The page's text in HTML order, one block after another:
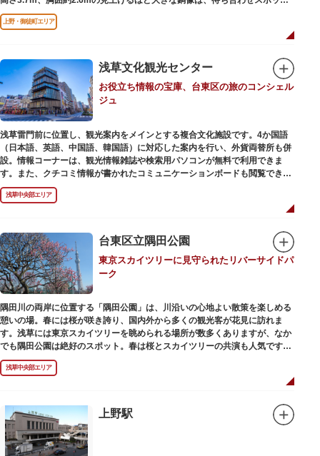
やフォトスポットとして親しまれています。彫刻家、高村光雲によって作ら
れた像は、愛犬のツンと一緒にうさぎ狩りに出かけているところだそう。
上野公園にお立ち寄りの際は、ぜひ「上野の西郷さん」と写真撮影を楽しん
上野・御徒町エリア
浅草文化観光センター
お役立ち情報の宝庫、台東区の旅のコンシェル
ジュ
浅草雷門前に位置し、観光案内をメインとする複合文化施設です。4か国語
（日本語、英語、中国語、韓国語）に対応した案内を行い、外貨両替所も併
設。情報コーナーは、観光情報雑誌や検索用パソコンが無料で利用できま
す。また、クチコミ情報が書かれたコミュニケーションボードも閲覧できる
ので、とっておきの旅のヒントを得られるかも。多目的スペースでは、映像
を活用し台東区のみどころやイベント、歴史、文化を紹介。通常、イスが配
仲見世や、隅田川や東京スカイツリーも一望できるビュースポットとなって
います。
浅草の街並みに溶け込む平屋を重ねたようなおしゃれな外観は、日本を代表
する建築家・隈研吾氏によるデザイン。木の温もりあふれる空間は、初めて
日本を訪れる海外ツーリストにも優しい印象を与えています。
浅草中央部エリア
台東区立隅田公園
東京スカイツリーに見守られたリバーサイドパ
ーク
隅田川の両岸に位置する「隅田公園」は、川沿いの心地よい散策を楽しめる
憩いの場。春には桜が咲き誇り、国内外から多くの観光客が花見に訪れま
す。浅草には東京スカイツリーを眺められる場所が数多くありますが、なか
でも隅田公園は絶好のスポット。春は桜とスカイツリーの共演も人気です。
川沿いにある「隅田公園オープンカフェ」は、店舗の一部を屋外にした開放
的なカフェ・レストラン。綺麗な景色を眺めながら、コーヒー片手にのんび
りと過ごしても良いですね。また、クジラの滑り台が目印の「遊具広場」は
身体を動かせます。
隅田川橋梁に設置された全長約160mの「すみだリバーウォーク」は、東京
スカイツリーまでの最短距離ルートのひとつ。歩道橋の途中にあるガラス床
浅草中央部エリア
上野駅